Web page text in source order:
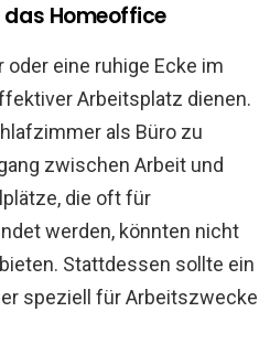
das Homeoffice
eine ruhige Ecke im
Arbeitsplatz dienen.
als Büro zu
zwischen Arbeit und
die oft für
werden, könnten nicht
Stattdessen sollte ein
speziell für Arbeitszwecke